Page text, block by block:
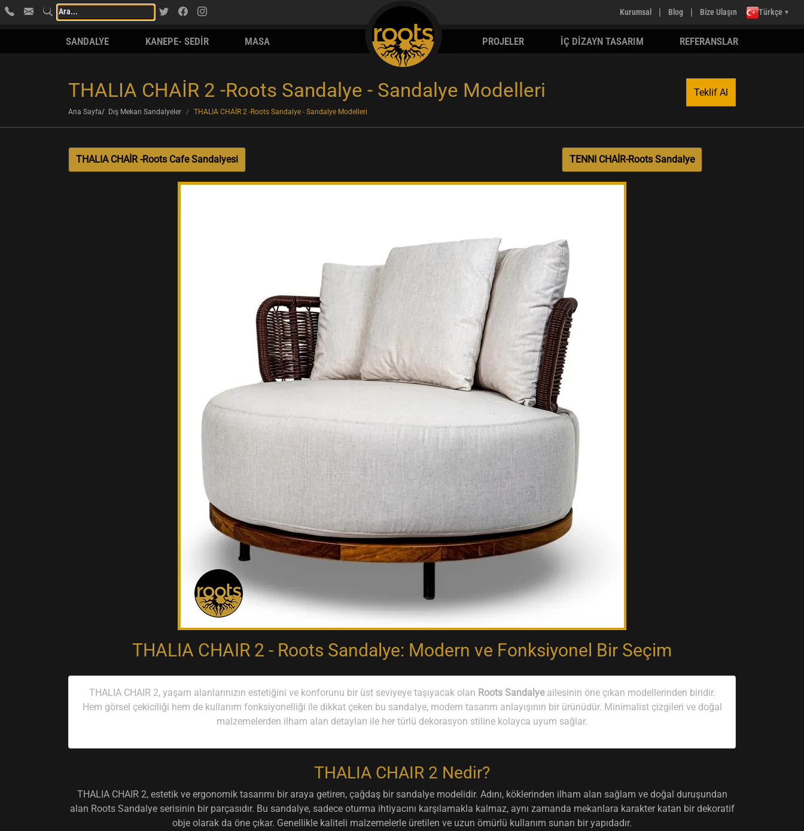
Kurumsal | Blog | Bize Ulaşın Türkçe ▼
SANDALYE KANEPE- SEDİR MASA PROJELER İÇ DİZAYN TASARIM REFERANSLAR
THALIA CHAİR 2 -Roots Sandalye - Sandalye Modelleri Teklif Al
Ana Sayfa Dış Mekan Sandalyeler THALIA CHAİR 2 -Roots Sandalye - Sandalye Modelleri
THALIA CHAİR -Roots Cafe Sandalyesi TENNI CHAİR-Roots Sandalye
THALIA CHAIR 2 - Roots Sandalye: Modern ve Fonksiyonel Bir Seçim
THALIA CHAIR 2, yaşam alanlarınızın estetiğini ve konforunu bir üst seviyeye taşıyacak olan Roots Sandalyeailesinin öne çıkan modellerinden biridir.
Hem görsel çekiciliği hem de kullanım fonksiyonelliği ile dikkat çeken bu sandalye, modern tasarım anlayışının bir ürünüdür. Minimalist çizgileri ve doğal
malzemelerden ilham alan detayları ile her türlü dekorasyon stiline kolayca uyum sağlar.
THALIA CHAIR 2 Nedir?
THALIA CHAIR 2, estetik ve ergonomik tasarımı bir araya getiren, çağdaş bir sandalye modelidir. Adını, köklerinden ilham alan sağlam ve doğal duruşundan
alan Roots Sandalye serisinin bir parçasıdır. Bu sandalye, sadece oturma ihtiyacını karşılamakla kalmaz, aynı zamanda mekanlara karakter katan bir dekoratif
obje olarak da öne çıkar. Genellikle kaliteli malzemelerle üretilen ve uzun ömürlü kullanım sunan bir yapıdadır.